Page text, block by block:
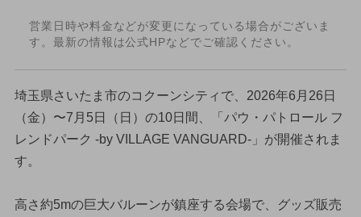
営業日時や料金などが変更になっている場合がございま
す。最新の情報は公式HPなどでご確認ください。
埼玉県さいたま市のコクーンシティで、2026年6月26日
（金）〜7月5日（日）の10日間、「パウ・パトロール フ
レンドパーク -by VILLAGE VANGUARD-」が開催されま
す。
高さ約5mの巨大バルーンが鎮座する会場で、グッズ販売